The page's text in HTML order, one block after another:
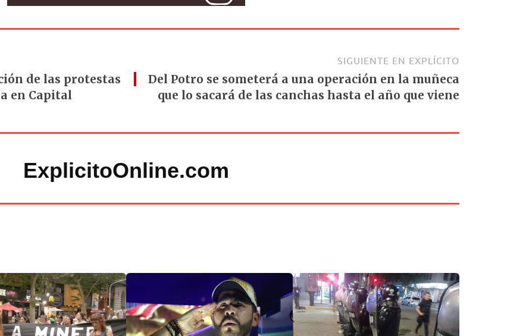
de las protestas
en Capital
SIGUIENTE EN EXPLÍCITO
Del Potro se someterá a una operación en la muñeca
que lo sacará de las canchas hasta el año que viene
ExplicitoOnline.com